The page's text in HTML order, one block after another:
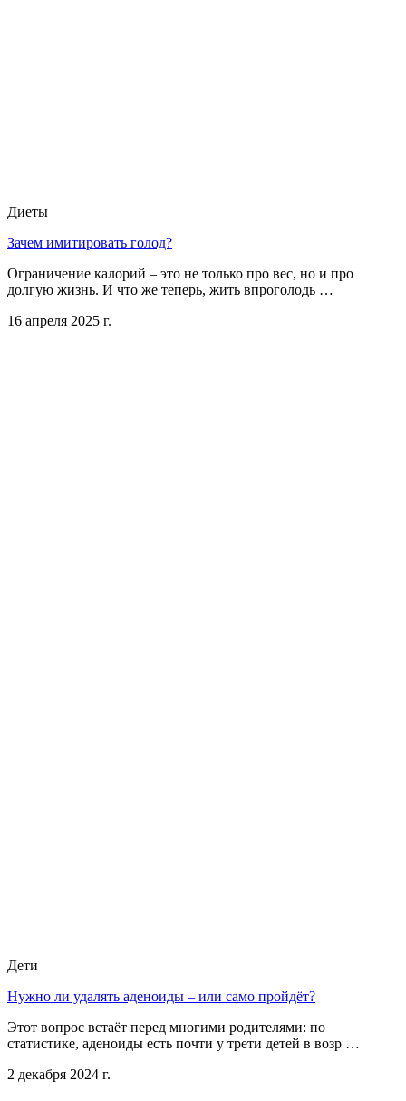
Диеты
Зачем имитировать голод?
Ограничение калорий – это не только про вес, но и про
долгую жизнь. И что же теперь, жить впроголодь …
16 апреля 2025 г.
Дети
Нужно ли удалять аденоиды – или само пройдёт?
Этот вопрос встаёт перед многими родителями: по
статистике, аденоиды есть почти у трети детей в возр …
2 декабря 2024 г.